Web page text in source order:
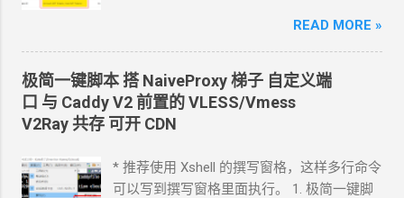
得不好啊） 里面有一首歌：《忧心忡忡的说》 - 王迪
Hermes 对接 grok-4.5 下面的引用框里面都是
我发给 Agent 的自然语言 我要创建一个
cloudflare 的 API token, 这个 token 有最大的
权限, 可以用来创建各种小权限的 API token.
告诉我应该怎样一步一步操作. * 我的
以截图发给 Agent 问应该点哪里. 如果你的
Agent 跑在你自己电脑上, 你让 Agent 自己操
READ MORE »
极简一键脚本 搭 NaiveProxy梯子 自定义端
口 与 Caddy V2 前置的VLESS/Vmess
V2Ray共存 可开 CDN
* 推荐使用 Xshell 的撰写窗格，这样多行命令
可以写到撰写窗格里面执行。 1. 极简一键脚